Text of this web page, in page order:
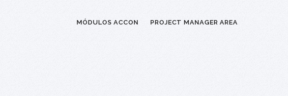
MÓDULOS ACCON PROJECT MANAGER AREA